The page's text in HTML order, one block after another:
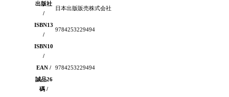
出版社
/
日本出版販売株式会社
ISBN13
/
9784253229494
ISBN10
/
EAN /
9784253229494
誠品26
碼 /